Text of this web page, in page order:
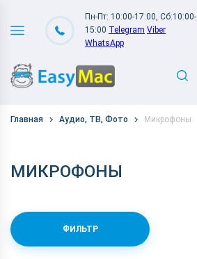
Пн-Пт: 10:00-17:00, Сб:10:00-
15:00 Telegram Viber
WhatsApp
Главная Аудио, ТВ, Фото Микрофоны
МИКРОФОНЫ
ФИЛЬТР